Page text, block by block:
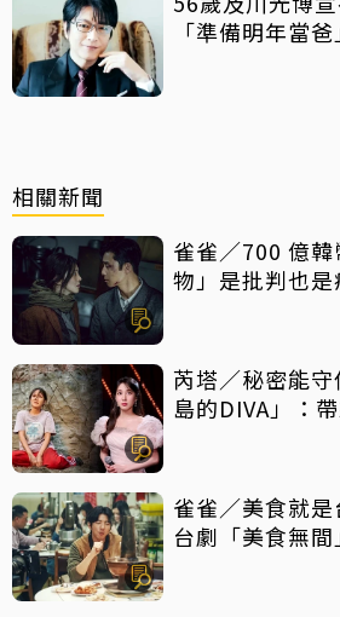
「準備明年當爸
相關新聞
雀雀／700 億
物」是批判也是
芮塔／秘密能
島的DIVA」：
雀雀／美食就是
台劇「美食無